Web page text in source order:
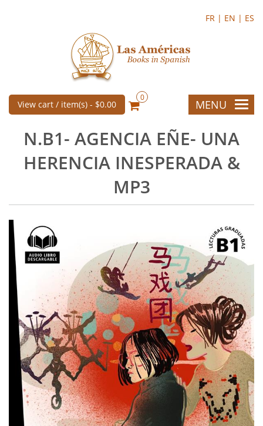
FR | EN | ES
View cart / item(s) - $0.00
0
MENU
N.B1- AGENCIA EÑE- UNA
HERENCIA INESPERADA &
MP3